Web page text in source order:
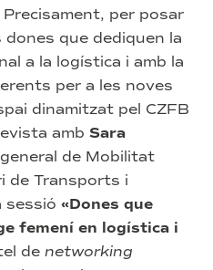
per posar
dones que dediquen la
a la logística i amb la
per a les noves
dinamitzat pel CZFB
amb Sara
de Mobilitat
de Transports i
sessió «Dones que
femení en logística i
de networking